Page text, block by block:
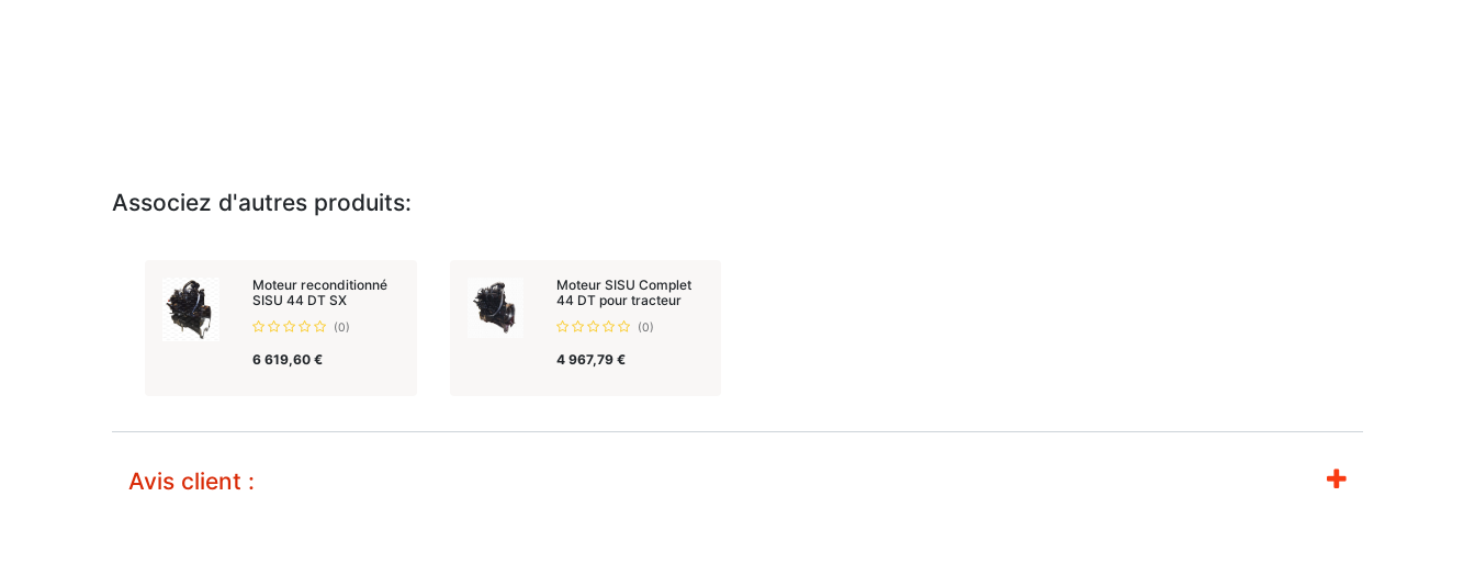
Associez d'autres produits:
Moteur reconditionné
SISU 44 DT SX
(0)
6 619,60€
Moteur SISU Complet
44 DT pour tracteur
(0)
4 967,79 €
Avis client :